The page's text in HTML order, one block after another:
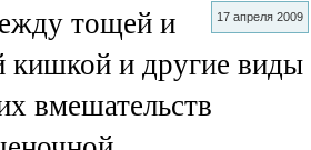
17 апреля 2009
тощей и
кишкой и другие виды
вмешательств